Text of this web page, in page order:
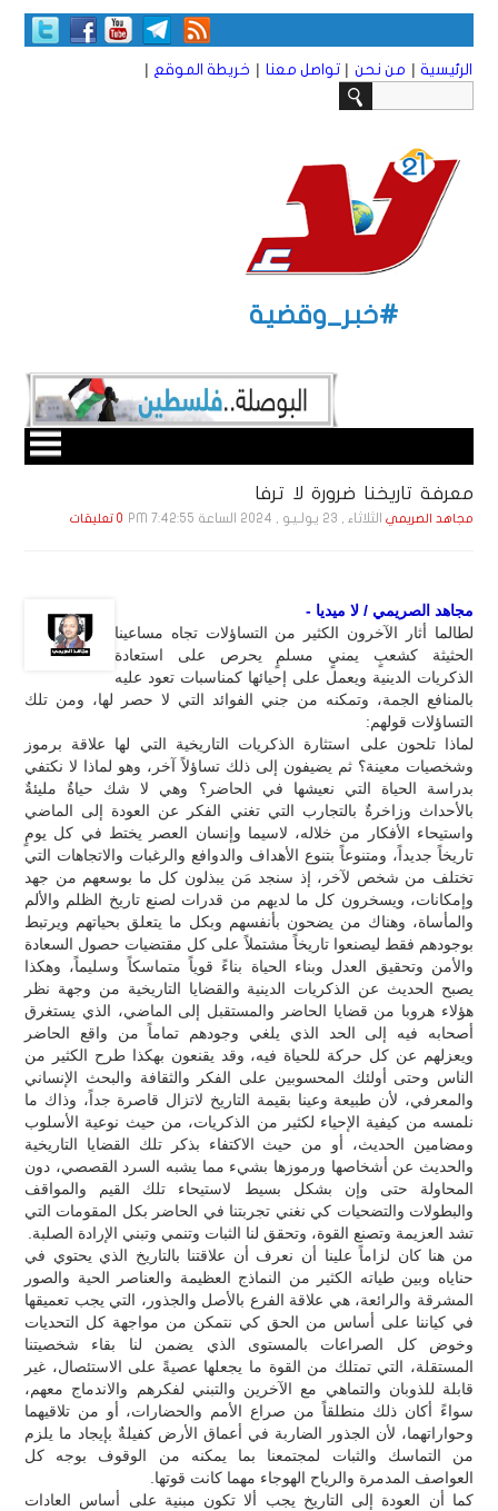
الرئيسية | من نحن | تواصل معنا | خريطة الموقع |
#خبر_وقضية
معرفة تاريخنا ضرورة لا ترفا
مجاهد الصريمي الثلاثاء , 23 يـولـيـو , 2024 الساعة 7:42:55 PM 0 تعليقات
مجاهد الصريمي / لا ميديا -
لطالما أثار الآخرون الكثير من التساؤلات تجاه مساعينا
الحثيثة كشعبٍ يمنيٍ مسلمٍ يحرص على استعادة
الذكريات الدينية ويعمل على إحيائها كمناسبات تعود عليه
بالمنافع الجمة، وتمكنه من جني الفوائد التي لا حصر لها، ومن تلك
التساؤلات قولهم:
لماذا تلحون على استثارة الذكريات التاريخية التي لها علاقة برموز
وشخصيات معينة؟ ثم يضيفون إلى ذلك تساؤلاً آخر، وهو لماذا لا نكتفي
بدراسة الحياة التي نعيشها في الحاضر؟ وهي لا شك حياةٌ مليئةٌ
بالأحداث وزاخرةٌ بالتجارب التي تغني الفكر عن العودة إلى الماضي
واستيحاء الأفكار من خلاله، لاسيما وإنسان العصر يختط في كل يومٍ
تاريخاً جديداً، ومتنوعاً بتنوع الأهداف والدوافع والرغبات والاتجاهات التي
تختلف من شخص لآخر، إذ سنجد مَن يبذلون كل ما بوسعهم من جهد
وإمكانات، ويسخرون كل ما لديهم من قدرات لصنع تاريخ الظلم والألم
والمأساة، وهناك من يضحون بأنفسهم وبكل ما يتعلق بحياتهم ويرتبط
بوجودهم فقط ليصنعوا تاريخاً مشتملاً على كل مقتضيات حصول السعادة
والأمن وتحقيق العدل وبناء الحياة بناءً قوياً متماسكاً وسليماً، وهكذا
يصبح الحديث عن الذكريات الدينية والقضايا التاريخية من وجهة نظر
هؤلاء هروبا من قضايا الحاضر والمستقبل إلى الماضي، الذي يستغرق
أصحابه فيه إلى الحد الذي يلغي وجودهم تماماً من واقع الحاضر
ويعزلهم عن كل حركة للحياة فيه، وقد يقنعون بهكذا طرح الكثير من
الناس وحتى أولئك المحسوبين على الفكر والثقافة والبحث الإنساني
والمعرفي، لأن طبيعة وعينا بقيمة التاريخ لاتزال قاصرة جداً، وذاك ما
نلمسه من كيفية الإحياء لكثير من الذكريات، من حيث نوعية الأسلوب
ومضامين الحديث، أو من حيث الاكتفاء بذكر تلك القضايا التاريخية
والحديث عن أشخاصها ورموزها بشيء مما يشبه السرد القصصي، دون
المحاولة حتى وإن بشكل بسيط لاستيحاء تلك القيم والمواقف
والبطولات والتضحيات كي نغني تجربتنا في الحاضر بكل المقومات التي
تشد العزيمة وتصنع القوة، وتحقق لنا الثبات وتنمي وتبني الإرادة الصلبة.
من هنا كان لزاماً علينا أن نعرف أن علاقتنا بالتاريخ الذي يحتوي في
حناياه وبين طياته الكثير من النماذج العظيمة والعناصر الحية والصور
المشرقة والرائعة، هي علاقة الفرع بالأصل والجذور، التي يجب تعميقها
في كياننا على أساس من الحق كي نتمكن من مواجهة كل التحديات
وخوض كل الصراعات بالمستوى الذي يضمن لنا بقاء شخصيتنا
المستقلة، التي تمتلك من القوة ما يجعلها عصيةً على الاستئصال، غير
قابلة للذوبان والتماهي مع الآخرين والتبني لفكرهم والاندماج معهم،
سواءً أكان ذلك منطلقاً من صراع الأمم والحضارات، أو من تلاقيهما
وحواراتهما، لأن الجذور الضاربة في أعماق الأرض كفيلةٌ بإيجاد ما يلزم
من التماسك والثبات لمجتمعنا بما يمكنه من الوقوف بوجه كل
العواصف المدمرة والرياح الهوجاء مهما كانت قوتها.
كما أن العودة إلى التاريخ يجب ألا تكون مبنية على أساس العادات